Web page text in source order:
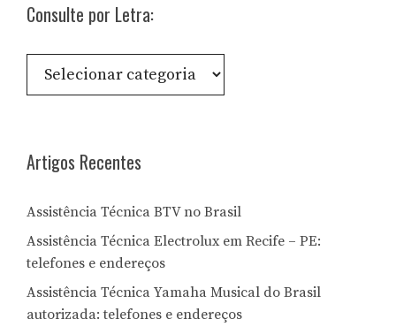
Consulte por Letra:
Consulte
Artigos Recentes
Assistência Técnica BTV no Brasil
Assistência Técnica Electrolux em Recife – PE:
telefones e endereços
Assistência Técnica Yamaha Musical do Brasil
autorizada: telefones e endereços